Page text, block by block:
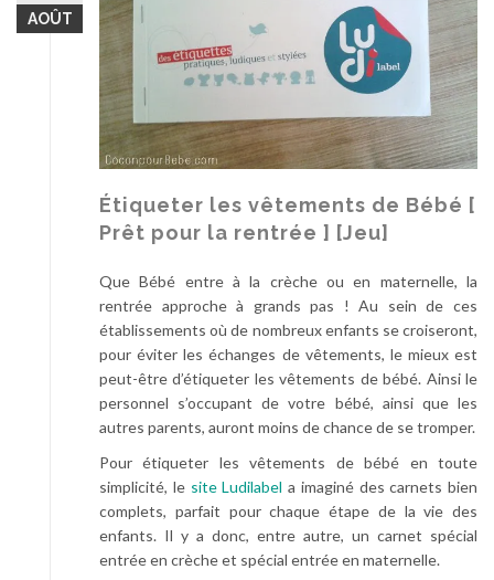
AOÛT
Étiqueter les vêtements de Bébé [
Prêt pour la rentrée ] [Jeu]
Que Bébé entre à la crèche ou en maternelle, la
rentrée approche à grands pas ! Au sein de ces
établissements où de nombreux enfants se croiseront,
pour éviter les échanges de vêtements, le mieux est
peut-être d’étiqueter les vêtements de bébé. Ainsi le
personnel s’occupant de votre bébé, ainsi que les
autres parents, auront moins de chance de se tromper.
Pour étiqueter les vêtements de bébé en toute
simplicité, le site Ludilabel a imaginé des carnets bien
complets, parfait pour chaque étape de la vie des
enfants. Il y a donc, entre autre, un carnet spécial
entrée en crèche et spécial entrée en maternelle.